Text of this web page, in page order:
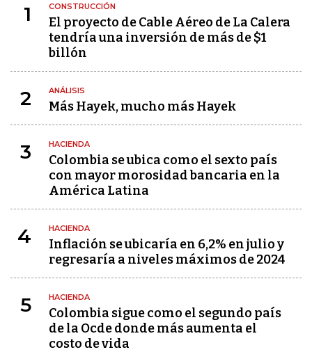
1 CONSTRUCCIÓN
El proyecto de Cable Aéreo de La Calera
tendría una inversión de más de $1
billón
2 ANÁLISIS
Más Hayek, mucho más Hayek
3 HACIENDA
Colombia se ubica como el sexto país
con mayor morosidad bancaria en la
América Latina
4 HACIENDA
Inflación se ubicaría en 6,2% en julio y
regresaría a niveles máximos de 2024
5 HACIENDA
Colombia sigue como el segundo país
de la Ocde donde más aumenta el
costo de vida